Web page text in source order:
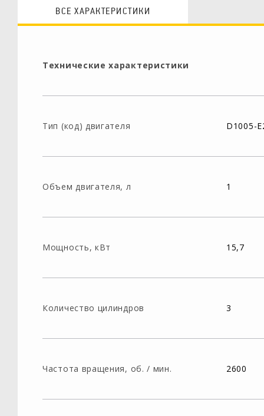
ВСЕ ХАРАКТЕРИСТИКИ
Технические характеристики
Тип (код) двигателя D1005-
Объем двигателя, л 1
Мощность, кВт 15,7
Количество цилиндров 3
Частота вращения, об. / мин. 2600